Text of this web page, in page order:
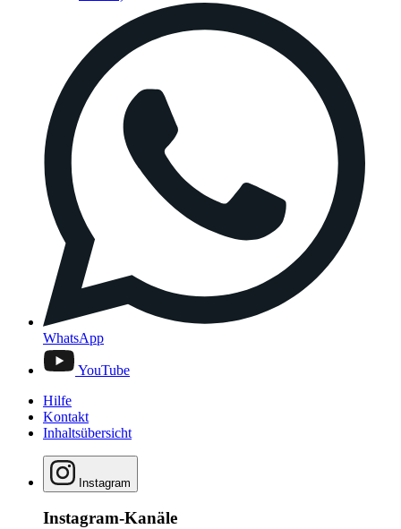
WhatsApp
YouTube
Hilfe
Kontakt
Inhaltsübersicht
Instagram
Instagram-Kanäle